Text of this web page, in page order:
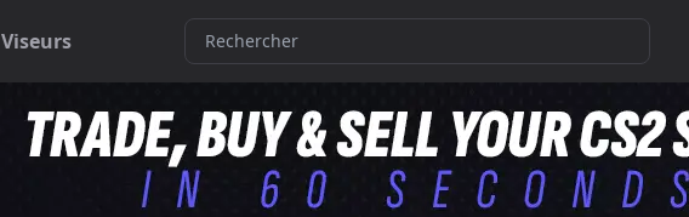
Viseurs